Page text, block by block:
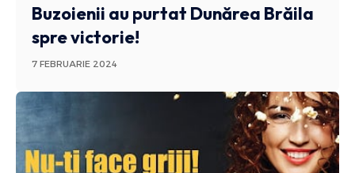
Buzoienii au purtat Dunărea Brăila
spre victorie!
7 FEBRUARIE 2024